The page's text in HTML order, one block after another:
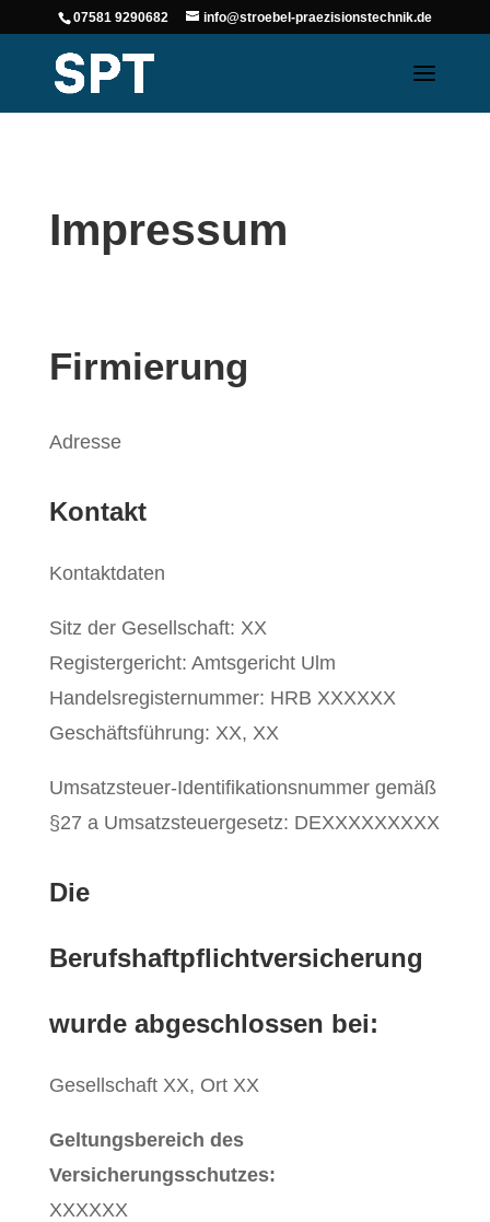
07581 9290682 info@stroebel-praezisionstechnik.de
Impressum
Firmierung
Adresse
Kontakt
Kontaktdaten
Sitz der Gesellschaft: XX
Registergericht: Amtsgericht Ulm
Handelsregisternummer: HRB XXXXXX
Geschäftsführung: XX, XX
Umsatzsteuer-Identifikationsnummer gemäß
§27 a Umsatzsteuergesetz: DEXXXXXXXXX
Die
Berufshaftpflichtversicherung
wurde abgeschlossen bei:
Gesellschaft XX, Ort XX
Geltungsbereich des
Versicherungsschutzes:
XXXXXX